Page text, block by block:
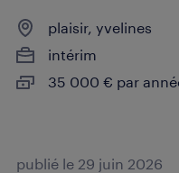
plaisir, yvelines
intérim
35 000 € par
publié le 29 juin 2026